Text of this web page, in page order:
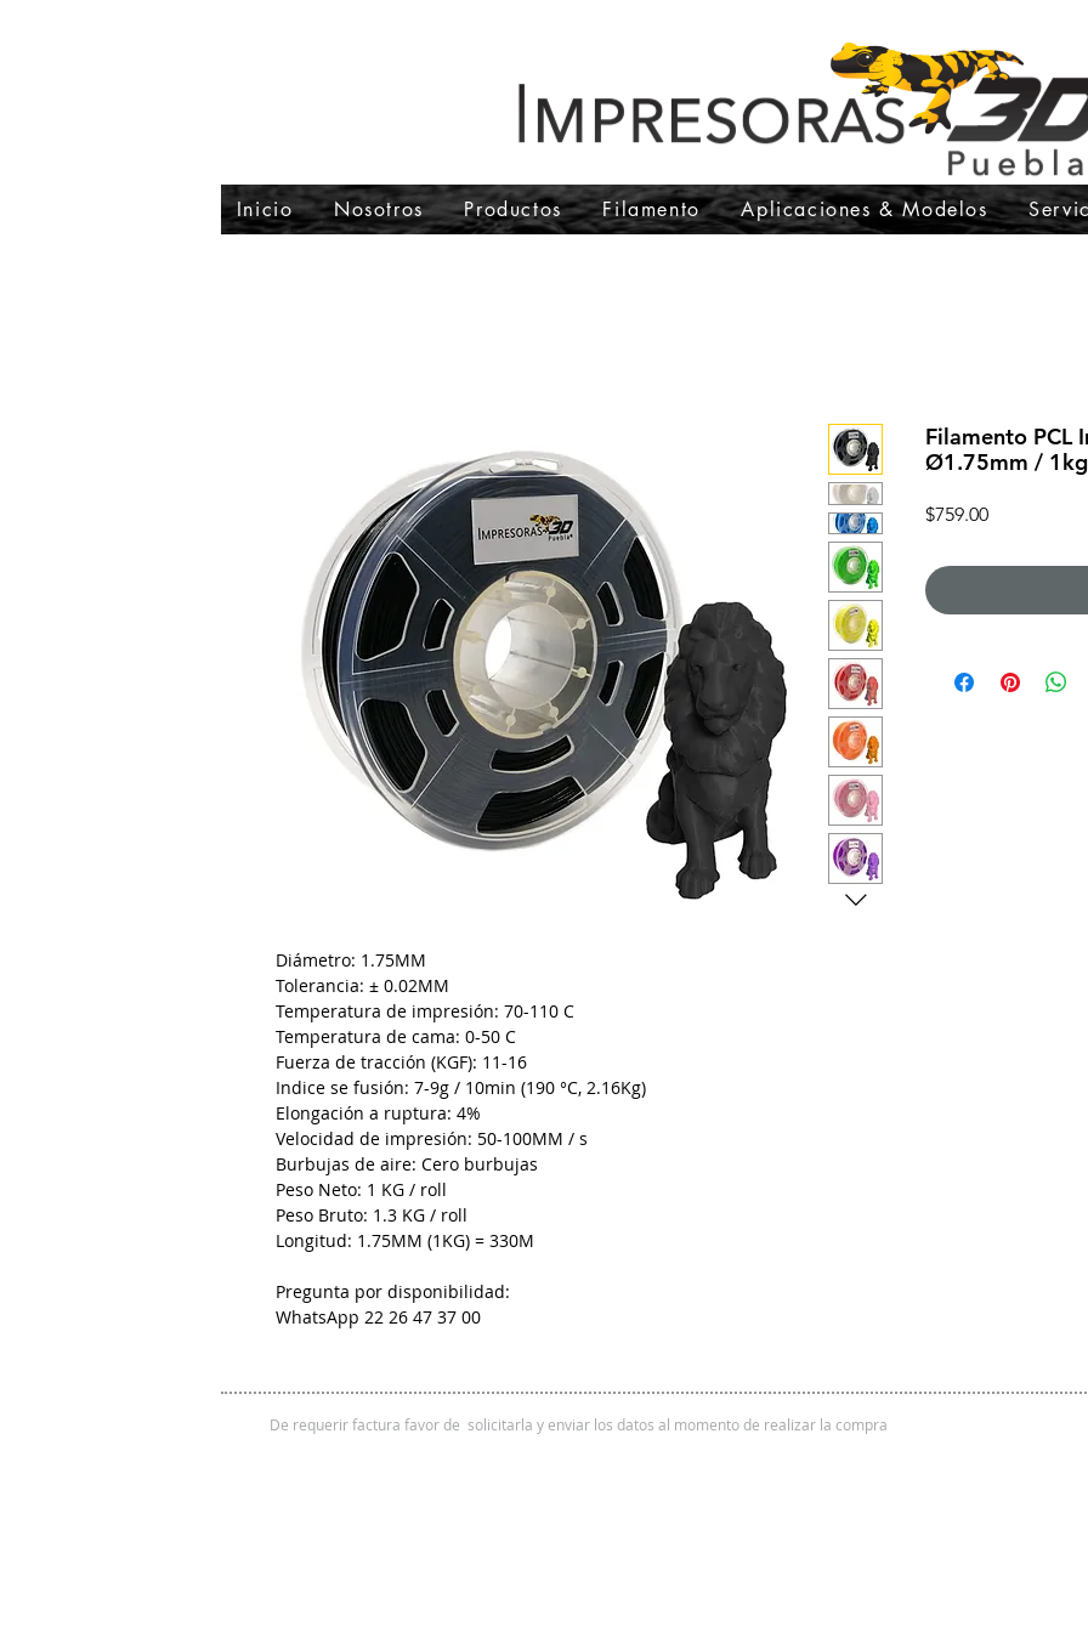
Inicio Nosotros Productos Filamento Aplicaciones & Modelos
Diámetro: 1.75MM
Tolerancia: ± 0.02MM
Temperatura de impresión: 70-110 C
Temperatura de cama: 0-50 C
Fuerza de tracción (KGF): 11-16
Indice se fusión: 7-9g / 10min (190 °C, 2.16Kg)
Elongación a ruptura: 4%
Velocidad de impresión: 50-100MM / s
Burbujas de aire: Cero burbujas
Peso Neto: 1 KG / roll
Peso Bruto: 1.3 KG / roll
Longitud: 1.75MM (1KG) = 330M
Pregunta por disponibilidad:
WhatsApp 22 26 47 37 00
Filamento PCL
Ø1.75mm / 1kg
$759.00Precio
De requerir factura favor de solicitarla y enviar los datos al momento de realizar la compra